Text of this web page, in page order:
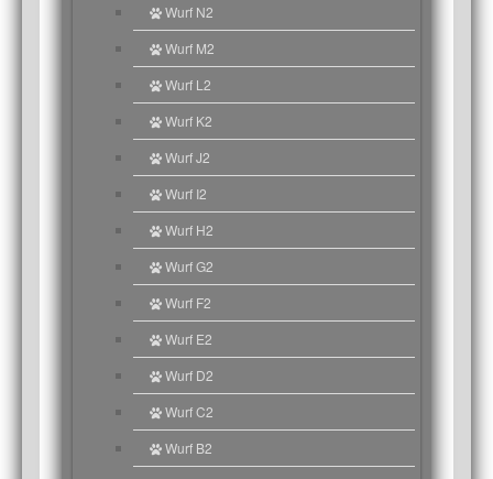
Wurf N2
Wurf M2
Wurf L2
Wurf K2
Wurf J2
Wurf I2
Wurf H2
Wurf G2
Wurf F2
Wurf E2
Wurf D2
Wurf C2
Wurf B2